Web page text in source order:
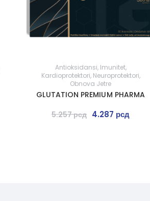
Antioksidansi, Imunitet,
Kardioprotektori, Neuroprotektori,
Obnova Jetre
GLUTATION PREMIUM PHARMA
5.257рсд 4.287 рсд